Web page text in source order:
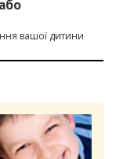
вашої дитини